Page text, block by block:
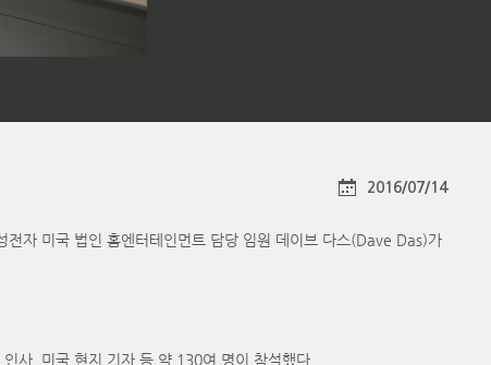
2016/07/14
자 미국 법인 홈엔터테인먼트 담당 임원 데이브 다스(Dave Das)가
사, 미국 현지 기자 등 약 130여 명이 참석했다.